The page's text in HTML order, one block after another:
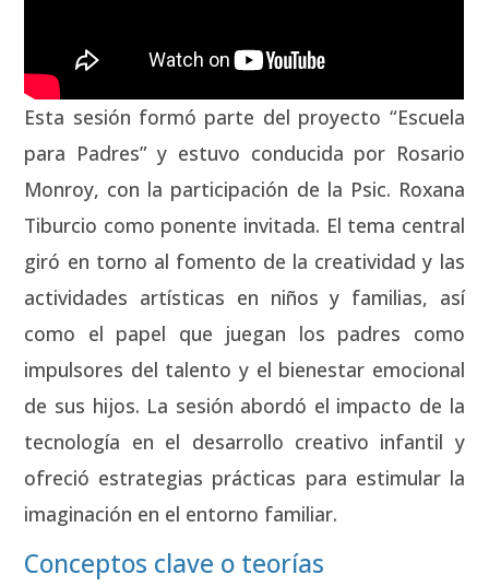
Esta sesión for­mó par­te del pro­yec­to “Escue­la
para Padres” y estu­vo con­du­ci­da por Rosa­rio
Mon­roy, con la par­ti­ci­pa­ción de la Psic. Roxa­na
Tibur­cio como ponen­te invi­ta­da. El tema cen­tral
giró en torno al fomen­to de la crea­ti­vi­dad y las
acti­vi­da­des artís­ti­cas en niños y fami­lias, así
como el papel que jue­gan los padres como
impul­so­res del talen­to y el bien­es­tar emo­cio­nal
de sus hijos. La sesión abor­dó el impac­to de la
tec­no­lo­gía en el desa­rro­llo crea­ti­vo infan­til y
ofre­ció estra­te­gias prác­ti­cas para esti­mu­lar la
ima­gi­na­ción en el entorno fami­liar.
Conceptos clave o teorías